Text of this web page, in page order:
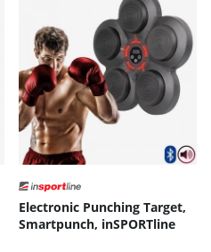
Electronic Punching Target,
Smartpunch, inSPORTline